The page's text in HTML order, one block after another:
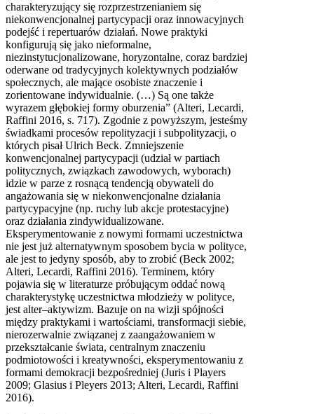
charakteryzujący się rozprzestrzenianiem się
niekonwencjonalnej partycypacji oraz innowacyjnych
podejść i repertuarów działań. Nowe praktyki
konfigurują się jako nieformalne,
niezinstytucjonalizowane, horyzontalne, coraz bardziej
oderwane od tradycyjnych kolektywnych podziałów
społecznych, ale mające osobiste znaczenie i
zorientowane indywidualnie. (…) Są one także
wyrazem głębokiej formy oburzenia” (Alteri, Lecardi,
Raffini 2016, s. 717). Zgodnie z powyższym, jesteśmy
świadkami procesów repolityzacji i subpolityzacji, o
których pisał Ulrich Beck. Zmniejszenie
konwencjonalnej partycypacji (udział w partiach
politycznych, związkach zawodowych, wyborach)
idzie w parze z rosnącą tendencją obywateli do
angażowania się w niekonwencjonalne działania
partycypacyjne (np. ruchy lub akcje protestacyjne)
oraz działania zindywidualizowane.
Eksperymentowanie z nowymi formami uczestnictwa
nie jest już alternatywnym sposobem bycia w polityce,
ale jest to jedyny sposób, aby to zrobić (Beck 2002;
Alteri, Lecardi, Raffini 2016). Terminem, który
pojawia się w literaturze próbującym oddać nową
charakterystykę uczestnictwa młodzieży w polityce,
jest alter–aktywizm. Bazuje on na wizji spójności
między praktykami i wartościami, transformacji siebie,
nierozerwalnie związanej z zaangażowaniem w
przekształcanie świata, centralnym znaczeniu
podmiotowości i kreatywności, eksperymentowaniu z
formami demokracji bezpośredniej (Juris i Players
2009; Glasius i Pleyers 2013; Alteri, Lecardi, Raffini
2016).